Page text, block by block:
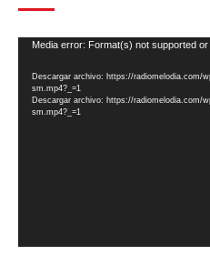
Reproductor
vídeo
Media error: Format(s) not supported
Descargar archivo: https://radiomelodia.com/
sm.mp4?_=1
Descargar archivo: https://radiomelodia.com/
sm.mp4?_=1